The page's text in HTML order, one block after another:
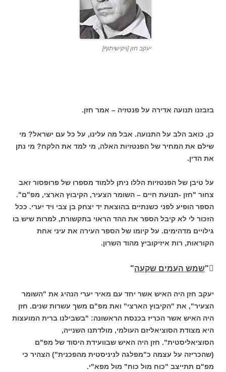
יעקב חזן [ויקישיתוף]
בזבזנו תנועה אדירה על פנטזיה – אמר חזן.
כן, כואב הלב על התנועה. אבל מה עלינו, על כל עם ישראל? מי
שילם את המחיר של הפנטזיות האלה, מי למד את הלקח? מי נתן
את הדין.
על טיבן של הפנטזיות הללו ניתן ללמוד מספרו של פרופסור זאב
צחור "חזן -תנועת חיים – השומר הצעיר, הקיבוץ הארצי, מפ"ם".
הספר הופיע לפני כשנתיים בהוצאת יד יצחק בן צבי ויד יערי. ככל
הזכור לי לא קיבל הספר את ההד הראוי בתקשורת, למרות שיש בו
גילויים מדהימים. על קיומו של הספר העירה את עיני אחת
הקוראות, רות איזיקוביץ מהוד השרון.
" שמש העמים שקעה"
יעקב חזן היה האיש אשר יחד עם מאיר יערי הנהיג את "השומר
הצעיר", את "הקיבוץ הארצי" ואת מפ"ם משך עשרות שנים. חזן
היה האיש אשר הכריז בכנסת הראשונה: "בשבילנו ברית המועצות
היא מצודת הסוציאליזם העולמי, מולדתנו השנייה,
הסוציאליסטית". חזן היה האיש שבוועידת היסוד של מפ"ם
(שהכריזה על עצמה כ"מפלגה לניניסטית מהפכנית") הצהיר כי
מפ"ם תתייצב "כוח מול כוח" מול מפא"י.